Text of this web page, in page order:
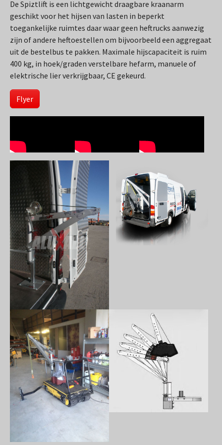
De Spiztlift is een lichtgewicht draagbare kraanarm
geschikt voor het hijsen van lasten in beperkt
toegankelijke ruimtes daar waar geen heftrucks aanwezig
zijn of andere heftoestellen om bijvoorbeeld een aggregaat
uit de bestelbus te pakken. Maximale hijscapaciteit is ruim
400 kg, in hoek/graden verstelbare hefarm, manuele of
elektrische lier verkrijgbaar, CE gekeurd.
Flyer
Show larger version
Show larger version Show larger version